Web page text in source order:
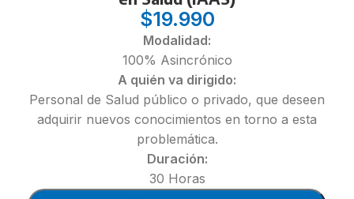
$19.990
Modalidad:
100% Asincrónico
A quién va dirigido:
Personal de Salud público o privado, que deseen
adquirir nuevos conocimientos en torno a esta
problemática.
Duración:
30 Horas